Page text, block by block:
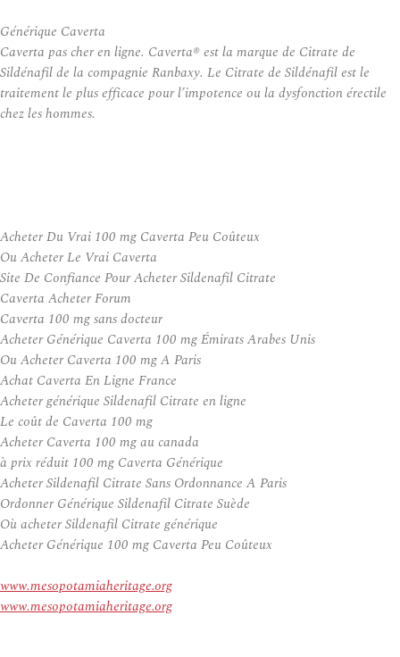
Générique Caverta
Caverta pas cher en ligne. Caverta® est la marque de Citrate de
Sildénafil de la compagnie Ranbaxy. Le Citrate de Sildénafil est le
traitement le plus efficace pour l’impotence ou la dysfonction érectile
chez les hommes.
Acheter Du Vrai 100 mg Caverta Peu Coûteux
Ou Acheter Le Vrai Caverta
Site De Confiance Pour Acheter Sildenafil Citrate
Caverta Acheter Forum
Caverta 100 mg sans docteur
Acheter Générique Caverta 100 mg Émirats Arabes Unis
Ou Acheter Caverta 100 mg A Paris
Achat Caverta En Ligne France
Acheter générique Sildenafil Citrate en ligne
Le coût de Caverta 100 mg
Acheter Caverta 100 mg au canada
à prix réduit 100 mg Caverta Générique
Acheter Sildenafil Citrate Sans Ordonnance A Paris
Ordonner Générique Sildenafil Citrate Suède
Où acheter Sildenafil Citrate générique
Acheter Générique 100 mg Caverta Peu Coûteux
www.mesopotamiaheritage.org
www.mesopotamiaheritage.org